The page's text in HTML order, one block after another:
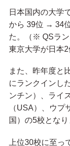
日本国内の大学
から 39位 → 34
た。（※ QSラン
東京大学が日本2
また、昨年度と
にランクインし
ンチン）、ライ
（USA）、ウ
国）の5校となり
上位30校に至